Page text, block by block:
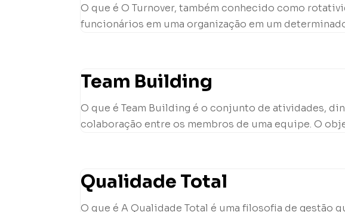
O que é O Turnover, também conhecido como
funcionários em uma organização em um
Team Building
O que é Team Building é o conjunto de atividades,
colaboração entre os membros de uma equipe. O
Qualidade Total
O que é A Qualidade Total é uma filosofia de gestão